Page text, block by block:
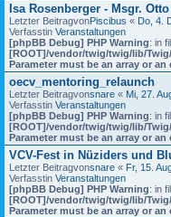
Isa Rosenberger - Msgr.
Letzter BeitragvonPiscibus « Do, 4.
Verfasstin Veranstaltungen
[phpBB Debug] PHP Warning: in
[ROOT]/vendor/twig/twig/lib/
Parameter must be an array or
oecv_mentoring_relaunch
Letzter Beitragvonsnare « Mi, 27.
Verfasstin Veranstaltungen
[phpBB Debug] PHP Warning: in
[ROOT]/vendor/twig/twig/lib/
Parameter must be an array or
VCV-Fest in Nüziders und
Letzter Beitragvonsnare « Fr, 15.
Verfasstin Veranstaltungen
[phpBB Debug] PHP Warning: in
[ROOT]/vendor/twig/twig/lib/
Parameter must be an array or